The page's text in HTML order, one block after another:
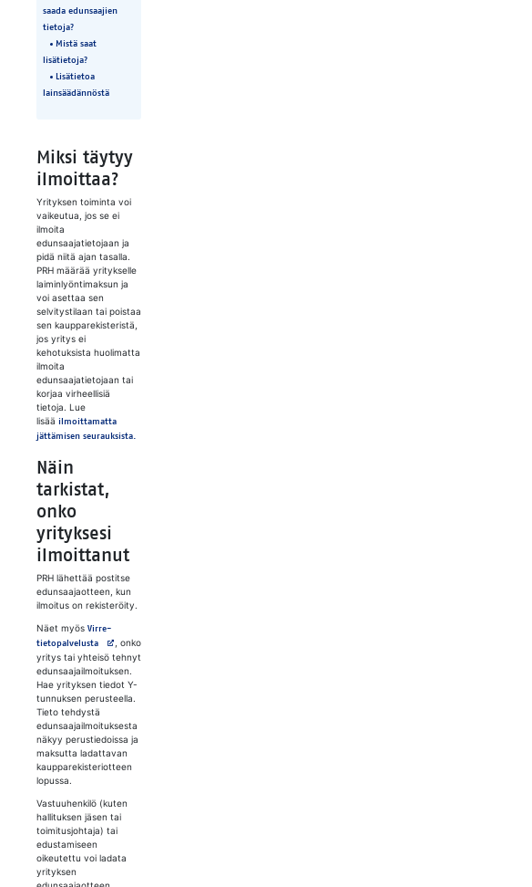
saada edunsaajien
tietoja?
Mistä saat
lisätietoja?
​Lisätietoa
lainsäädännöstä
Miksi täytyy
ilmoittaa?
Yrityksen toiminta voi
vaikeutua, jos se ei
ilmoita
edunsaajatietojaan ja
pidä niitä ajan tasalla.
PRH määrää yritykselle
laiminlyöntimaksun ja
voi asettaa sen
selvitystilaan tai poistaa
sen kaupparekisteristä,
jos yritys ei
kehotuksista huolimatta
ilmoita
edunsaajatietojaan tai
korjaa virheellisiä
tietoja. Lue
lisää ilmoittamatta
jättämisen seurauksista.
Näin
tarkistat,
onko
yrityksesi
ilmoittanut
PRH lähettää postitse
edunsaajaotteen, kun
ilmoitus on rekisteröity.
Näet myös Virre-
tietopalvelustaAvautuu uuteen välilehteen
, onko
yritys tai yhteisö tehnyt
edunsaajailmoituksen.
Hae yrityksen tiedot Y-
tunnuksen perusteella.
Tieto tehdystä
edunsaajailmoituksesta
näkyy perustiedoissa ja
maksutta ladattavan
kaupparekisteriotteen
lopussa.
Vastuuhenkilö (kuten
hallituksen jäsen tai
toimitusjohtaja) tai
edustamiseen
oikeutettu voi ladata
yrityksen
edunsaajaotteen